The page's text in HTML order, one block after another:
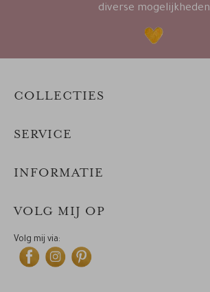
diverse mogelijkheden
COLLECTIES
SERVICE
INFORMATIE
VOLG MIJ OP
Volg mij via: